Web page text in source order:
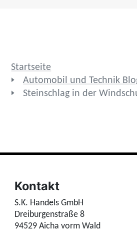
Startseite
Automobil und Technik
Steinschlag in der
Kontakt
S.K. Handels GmbH
Dreiburgenstraße 8
94529 Aicha vorm Wald